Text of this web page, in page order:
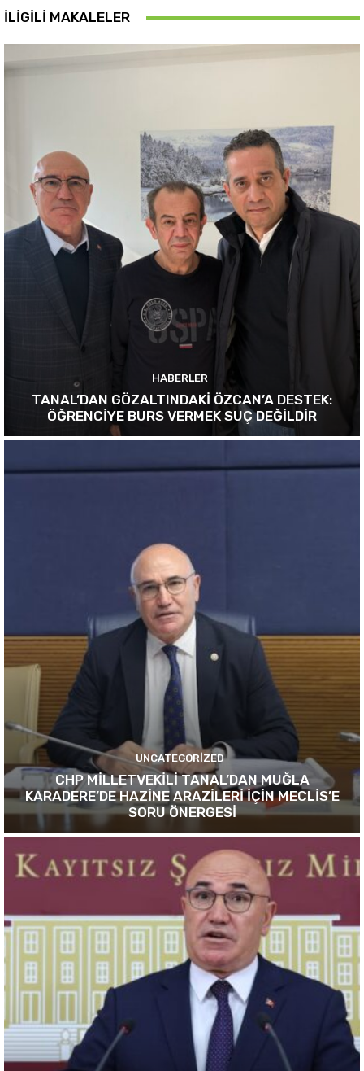
İLIGILI MAKALELER
HABERLER
TANAL’DAN GÖZALTINDAKİ ÖZCAN’A DESTEK:
ÖĞRENCİYE BURS VERMEK SUÇ DEĞİLDİR
UNCATEGORIZED
CHP MİLLETVEKİLİ TANAL’DAN MUĞLA
KARADERE’DE HAZİNE ARAZİLERİ İÇİN MECLİS’E
SORU ÖNERGESİ